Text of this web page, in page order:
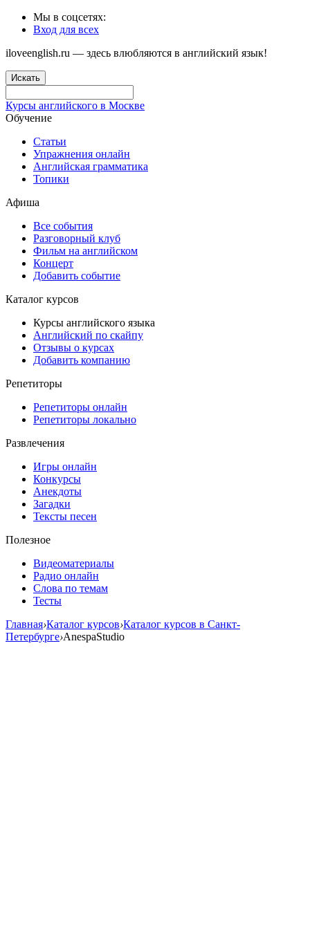
Мы в соцсетях:
Вход для всех
iloveenglish.ru — здесь влюбляются в английский язык!
Искать
Курсы английского в Москве
Обучение
Статьи
Упражнения онлайн
Английская грамматика
Топики
Афиша
Все события
Разговорный клуб
Фильм на английском
Концерт
Добавить событие
Каталог курсов
Курсы английского языка
Английский по скайпу
Отзывы о курсах
Добавить компанию
Репетиторы
Репетиторы онлайн
Репетиторы локально
Развлечения
Игры онлайн
Конкурсы
Анекдоты
Загадки
Тексты песен
Полезное
Видеоматериалы
Радио онлайн
Слова по темам
Тесты
Главная›Каталог курсов›Каталог курсов в Санкт-
Петербурге›AnespaStudio